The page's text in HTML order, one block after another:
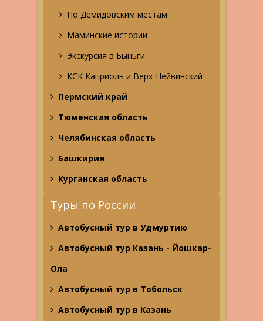
По Демидовским местам
Маминские истории
Экскурсия в Быньги
КСК Каприоль и Верх-Нейвинский
Пермский край
Тюменская область
Челябинская область
Башкирия
Курганская область
Туры по России
Автобусный тур в Удмуртию
Автобусный тур Казань - Йошкар-
Ола
Автобусный тур в Тобольск
Автобусный тур в Казань